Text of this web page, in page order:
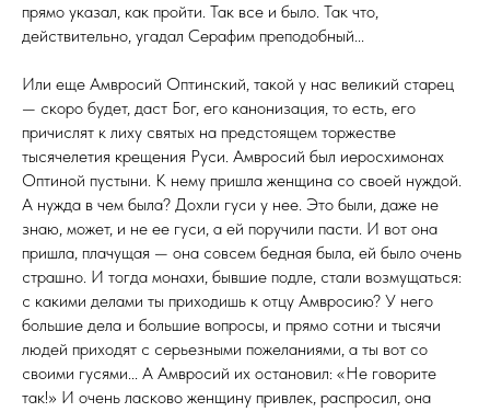
прямо указал, как пройти. Так все и было. Так что,
действительно, угадал Серафим препо­добный...
Или еще Амвросий Оптинский, такой у нас вели­кий старец
— скоро будет, даст Бог, его канонизация, то есть, его
причислят к лиху святых на предстоящем торжестве
тысячелетия крещения Руси. Амвросий был иеросхимонах
Оптиной пустыни. К нему пришла женщина со своей нуждой.
А нужда в чем была? Дохли гуси у нее. Это были, даже не
знаю, может, и не ее гуси, а ей поручили пасти. И вот она
пришла, плачущая — она совсем бедная была, ей было очень
страшно. И тогда монахи, бывшие подле, стали возмущаться:
с какими делами ты приходишь к отцу Амвросию? У него
большие дела и большие вопросы, и прямо сотни и тысячи
людей приходят с серьезными пожеланиями, а ты вот со
своими гусями... А Амвросий их остановил: «Не говорите
так!» И очень ласково женщину привлек, распросил, она